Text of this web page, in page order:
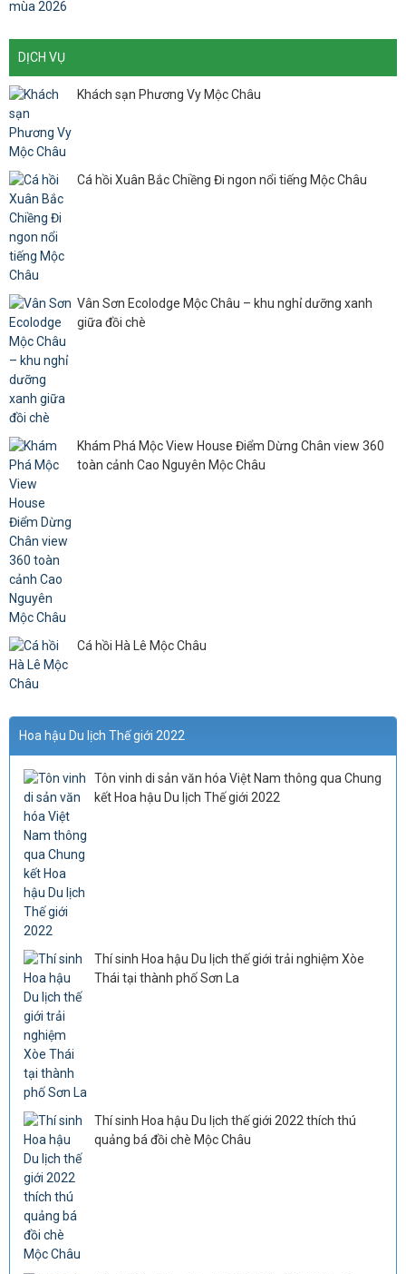
DỊCH VỤ
Khách sạn Phương Vy Mộc Châu
Cá hồi Xuân Bắc Chiềng Đi ngon nổi tiếng Mộc Châu
Vân Sơn Ecolodge Mộc Châu – khu nghỉ dưỡng xanh
giữa đồi chè
Khám Phá Mộc View House Điểm Dừng Chân view 360
toàn cảnh Cao Nguyên Mộc Châu
Cá hồi Hà Lê Mộc Châu
Hoa hậu Du lịch Thế giới 2022
Tôn vinh di sản văn hóa Việt Nam thông qua Chung
kết Hoa hậu Du lịch Thế giới 2022
Thí sinh Hoa hậu Du lịch thế giới trải nghiệm Xòe
Thái tại thành phố Sơn La
Thí sinh Hoa hậu Du lịch thế giới 2022 thích thú
quảng bá đồi chè Mộc Châu